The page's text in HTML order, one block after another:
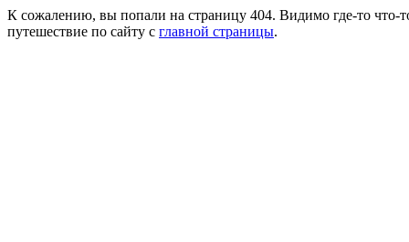
К сожалению, вы попали на страницу 404. Видимо где-то что-
путешествие по сайту с главной страницы.